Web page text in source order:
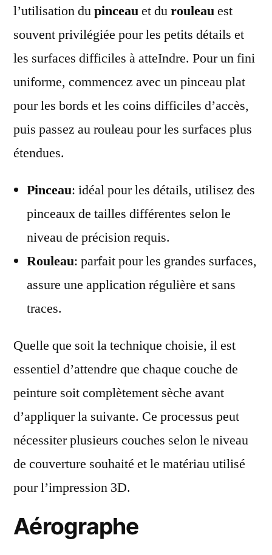
l’utilisation dupinceauet durouleauest
souvent privilégiée pour les petits détails et
les surfaces difficiles à atteIndre. Pour un fini
uniforme, commencez avec un pinceau plat
pour les bords et les coins difficiles d’accès,
puis passez au rouleau pour les surfaces plus
étendues.
Pinceau: idéal pour les détails, utilisez des
pinceaux de tailles différentes selon le
niveau de précision requis.
Rouleau: parfait pour les grandes surfaces,
assure une application régulière et sans
traces.
Quelle que soit la technique choisie, il est
essentiel d’attendre que chaque couche de
peinture soit complètement sèche avant
d’appliquer la suivante. Ce processus peut
nécessiter plusieurs couches selon le niveau
de couverture souhaité et le matériau utilisé
pour l’impression 3D.
Aérographe